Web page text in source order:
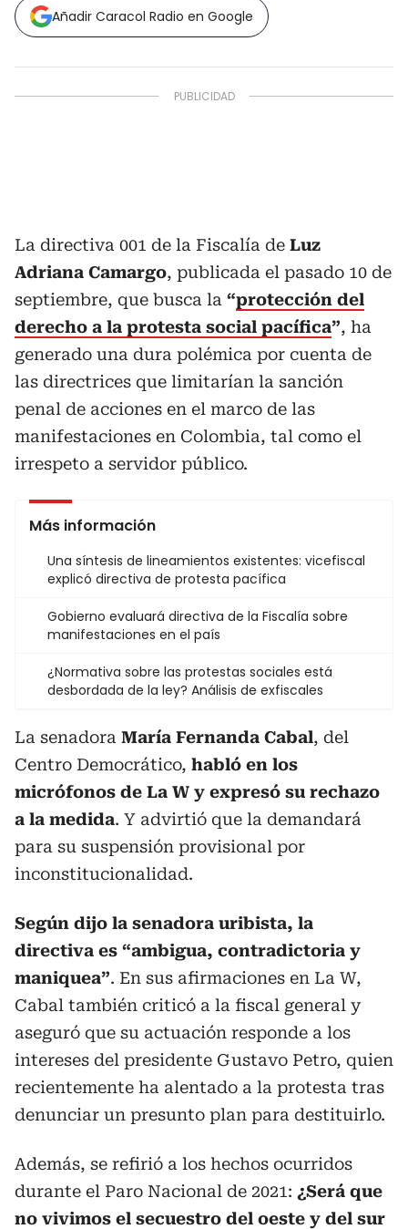
Añadir Caracol Radio en Google
La directiva 001 de la Fiscalía de Luz
Adriana Camargo, publicada el pasado 10 de
septiembre, que busca la “protección del
derecho a la protesta social pacífica”, ha
generado una dura polémica por cuenta de
las directrices que limitarían la sanción
penal de acciones en el marco de las
manifestaciones en Colombia, tal como el
irrespeto a servidor público.
Más información
Una síntesis de lineamientos existentes: vicefiscal
explicó directiva de protesta pacífica
Gobierno evaluará directiva de la Fiscalía sobre
manifestaciones en el país
¿Normativa sobre las protestas sociales está
desbordada de la ley? Análisis de exfiscales
La senadora María Fernanda Cabal, del
Centro Democrático, habló en los
micrófonos de La W y expresó su rechazo
a la medida. Y advirtió que la demandará
para su suspensión provisional por
inconstitucionalidad.
Según dijo la senadora uribista, la
directiva es “ambigua, contradictoria y
maniquea”. En sus afirmaciones en La W,
Cabal también criticó a la fiscal general y
aseguró que su actuación responde a los
intereses del presidente Gustavo Petro, quien
recientemente ha alentado a la protesta tras
denunciar un presunto plan para destituirlo.
Además, se refirió a los hechos ocurridos
durante el Paro Nacional de 2021: ¿Será que
no vivimos el secuestro del oeste y del sur